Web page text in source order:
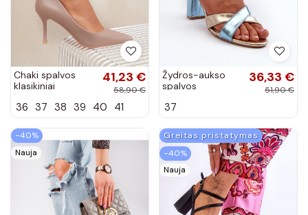
Chaki spalvos
klasikiniai
bateliai iš
Nesha
41,23 €
58,90 €
36 37 38 39 40 41
Žydros-aukso
spalvos
aukštakulnės
dirbtinės odos su
įrašu Abilica
36,33 €
51,90 €
37
−40%
Nauja
Greitas pristatymas
−40%
Nauja